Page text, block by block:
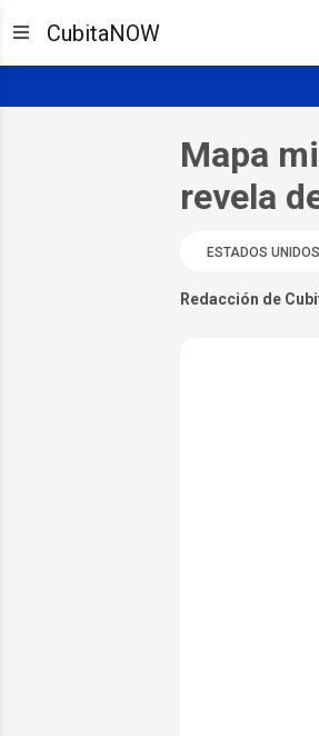
CubitaNOW
Mapa
revela
ESTADOS UNIDOS
Redacción de